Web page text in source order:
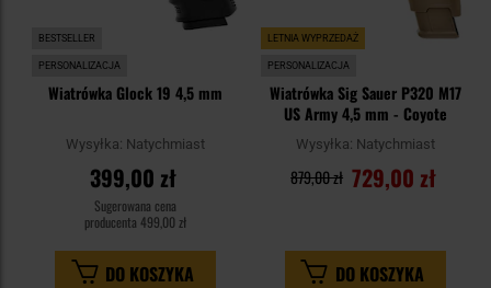
BESTSELLER
PERSONALIZACJA
Wiatrówka Glock 19 4,5 mm
Wysyłka: Natychmiast
399,00 zł
Sugerowana cena
producenta 499,00 zł
DO KOSZYKA
LETNIA WYPRZEDAŻ
PERSONALIZACJA
Wiatrówka Sig Sauer P320 M17
US Army 4,5 mm - Coyote
Wysyłka: Natychmiast
729,00 zł
879,00 zł
DO KOSZYKA